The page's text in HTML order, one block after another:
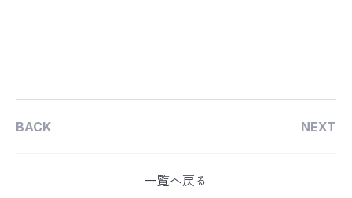
BACK
一覧へ戻る
NEXT